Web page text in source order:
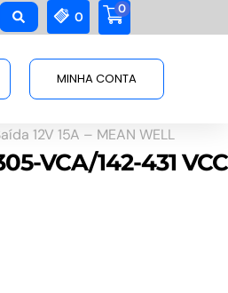
0
0
MINHA CONTA
12V 15A – MEAN WELL
VCA/142-431 VCC